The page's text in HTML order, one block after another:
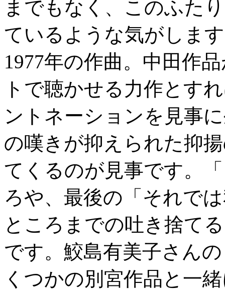
までもなく、このふた
ているような気がしま
1977年の作曲。中田作
トで聴かせる力作とす
ントネーションを見事
の嘆きが抑えられた抑
てくるのが見事です。
ろや、最後の「それで
ところまでの吐き捨て
です。鮫島有美子さん
くつかの別宮作品と一